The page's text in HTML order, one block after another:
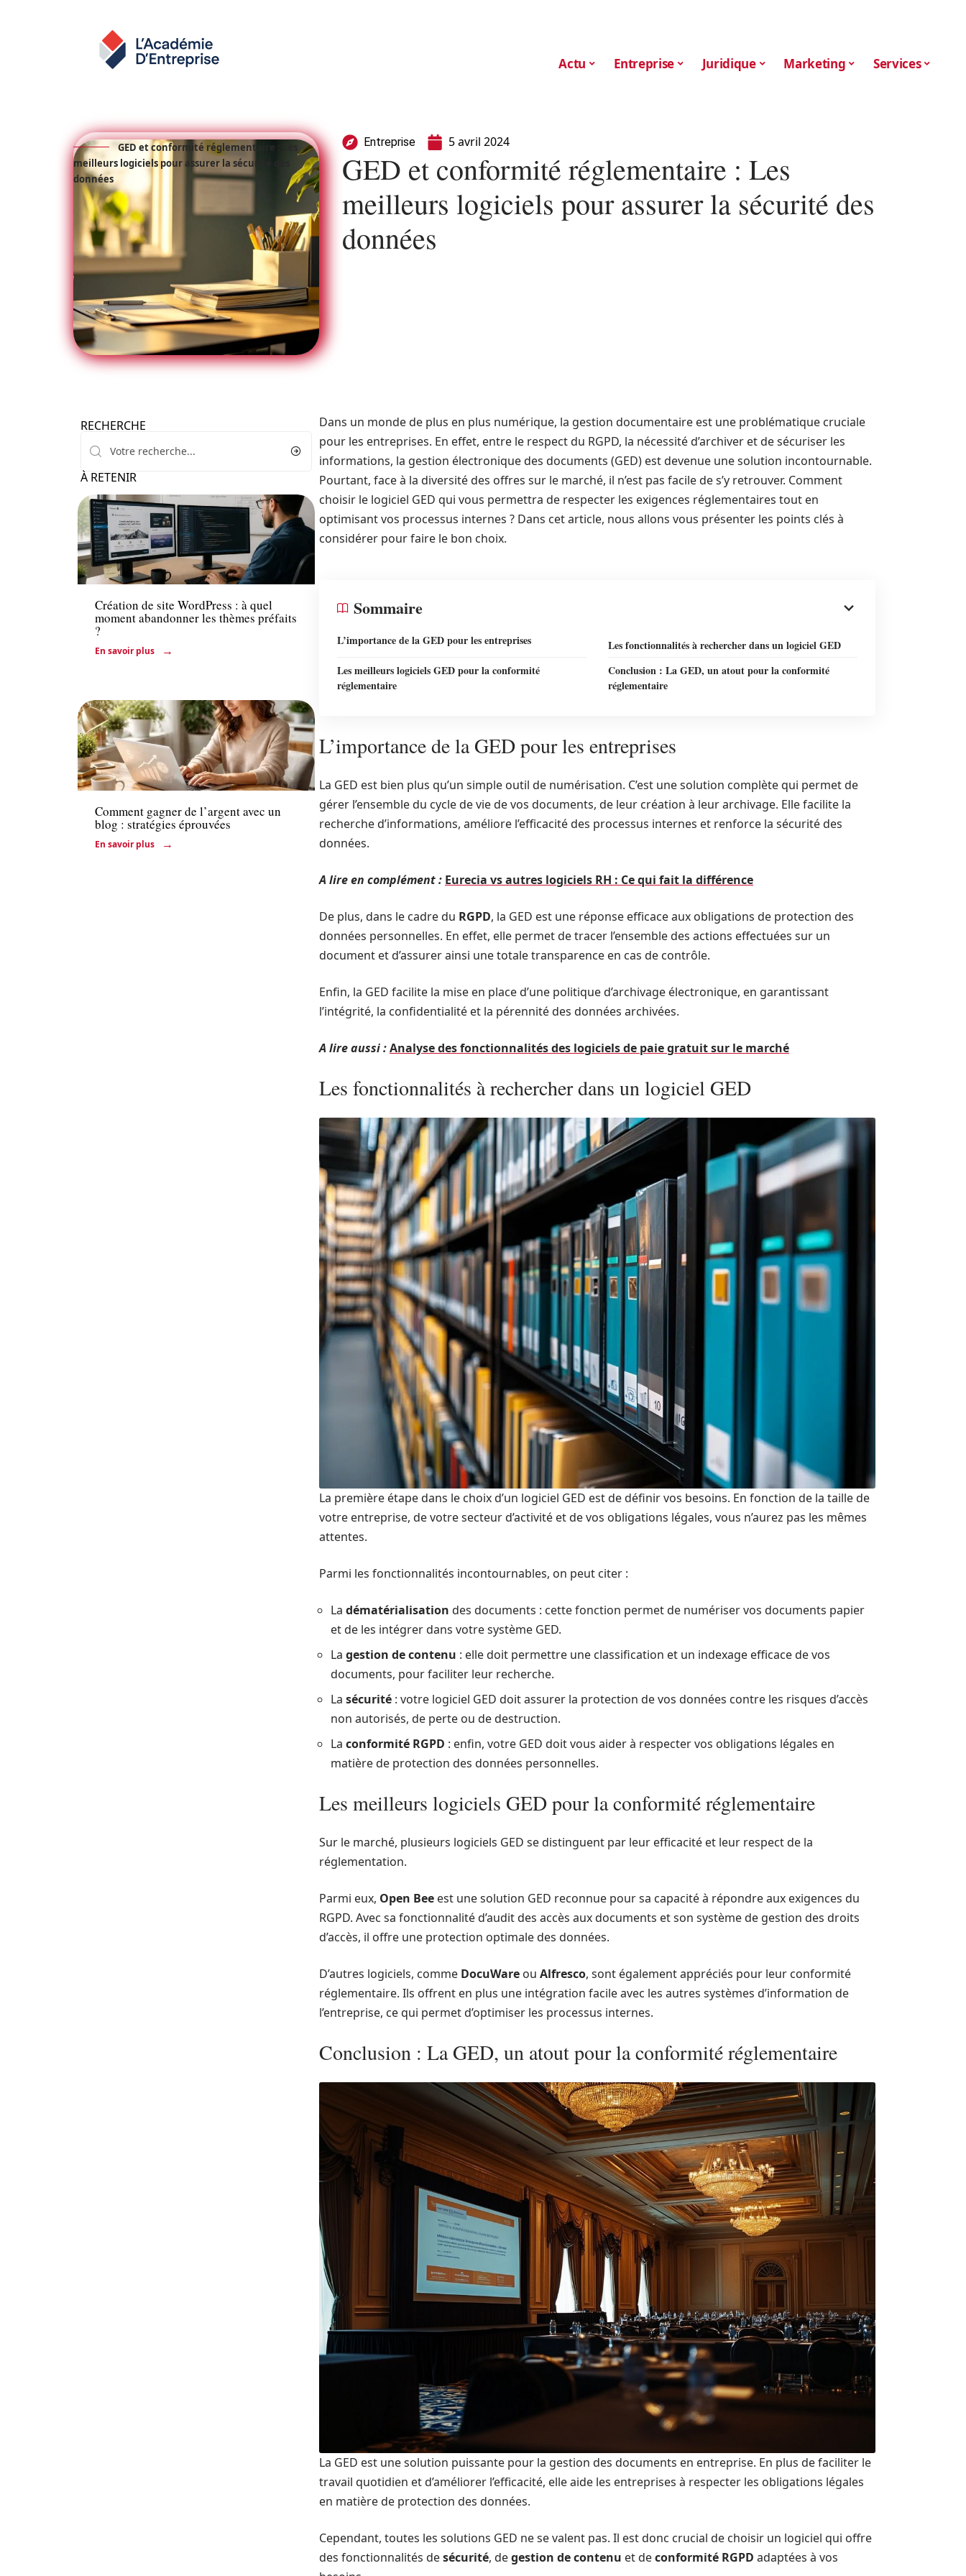
Actu Entreprise Juridique Marketing Services
GED et conformité réglementaire : Les
meilleurs logiciels pour assurer la sécurité des
données
Entreprise 5 avril 2024
GED et conformité réglementaire : Les
meilleurs logiciels pour assurer la sécurité des
données
RECHERCHE
À RETENIR
Actu
Création de site WordPress : à quel
moment abandonner les thèmes préfaits
?
En savoir plus
Entreprise
Comment gagner de l’argent avec un
blog : stratégies éprouvées
En savoir plus
Dans un monde de plus en plus numérique, la gestion documentaire est une problématique cruciale
pour les entreprises. En effet, entre le respect du RGPD, la nécessité d’archiver et de sécuriser les
informations, la gestion électronique des documents (GED) est devenue une solution incontournable.
Pourtant, face à la diversité des offres sur le marché, il n’est pas facile de s’y retrouver. Comment
choisir le logiciel GED qui vous permettra de respecter les exigences réglementaires tout en
optimisant vos processus internes ? Dans cet article, nous allons vous présenter les points clés à
considérer pour faire le bon choix.
Sommaire
L’importance de la GED pour les entreprises
Les fonctionnalités à rechercher dans un logiciel GED
Les meilleurs logiciels GED pour la conformité
réglementaire
Conclusion : La GED, un atout pour la conformité
réglementaire
L’importance de la GED pour les entreprises
La GED est bien plus qu’un simple outil de numérisation. C’est une solution complète qui permet de
gérer l’ensemble du cycle de vie de vos documents, de leur création à leur archivage. Elle facilite la
recherche d’informations, améliore l’efficacité des processus internes et renforce la sécurité des
données.
A lire en complément : Eurecia vs autres logiciels RH : Ce qui fait la différence
De plus, dans le cadre du RGPD, la GED est une réponse efficace aux obligations de protection des
données personnelles. En effet, elle permet de tracer l’ensemble des actions effectuées sur un
document et d’assurer ainsi une totale transparence en cas de contrôle.
Enfin, la GED facilite la mise en place d’une politique d’archivage électronique, en garantissant
l’intégrité, la confidentialité et la pérennité des données archivées.
A lire aussi :Analyse des fonctionnalités des logiciels de paie gratuit sur le marché
Les fonctionnalités à rechercher dans un logiciel GED
La première étape dans le choix d’un logiciel GED est de définir vos besoins. En fonction de la taille de
votre entreprise, de votre secteur d’activité et de vos obligations légales, vous n’aurez pas les mêmes
attentes.
Parmi les fonctionnalités incontournables, on peut citer :
La dématérialisation des documents : cette fonction permet de numériser vos documents papier
et de les intégrer dans votre système GED.
La gestion de contenu : elle doit permettre une classification et un indexage efficace de vos
documents, pour faciliter leur recherche.
La sécurité : votre logiciel GED doit assurer la protection de vos données contre les risques d’accès
non autorisés, de perte ou de destruction.
La conformité RGPD : enfin, votre GED doit vous aider à respecter vos obligations légales en
matière de protection des données personnelles.
Les meilleurs logiciels GED pour la conformité réglementaire
Sur le marché, plusieurs logiciels GED se distinguent par leur efficacité et leur respect de la
réglementation.
Parmi eux, Open Bee est une solution GED reconnue pour sa capacité à répondre aux exigences du
RGPD. Avec sa fonctionnalité d’audit des accès aux documents et son système de gestion des droits
d’accès, il offre une protection optimale des données.
D’autres logiciels, comme DocuWare ou Alfresco, sont également appréciés pour leur conformité
réglementaire. Ils offrent en plus une intégration facile avec les autres systèmes d’information de
l’entreprise, ce qui permet d’optimiser les processus internes.
Conclusion : La GED, un atout pour la conformité réglementaire
La GED est une solution puissante pour la gestion des documents en entreprise. En plus de faciliter le
travail quotidien et d’améliorer l’efficacité, elle aide les entreprises à respecter les obligations légales
en matière de protection des données.
Cependant, toutes les solutions GED ne se valent pas. Il est donc crucial de choisir un logiciel qui offre
des fonctionnalités desécurité, degestion de contenu et deconformité RGPD adaptées à vos